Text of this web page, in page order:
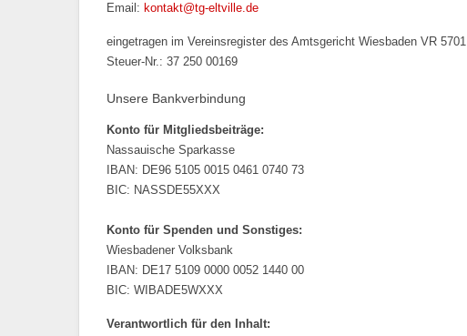
Email: kontakt@tg-eltville.de
eingetragen im Vereinsregister des Amtsgericht Wiesbaden VR 5701
Steuer-Nr.: 37 250 00169
Unsere Bankverbindung
Konto für Mitgliedsbeiträge:
Nassauische Sparkasse
IBAN: DE96 5105 0015 0461 0740 73
BIC: NASSDE55XXX
Konto für Spenden und Sonstiges:
Wiesbadener Volksbank
IBAN: DE17 5109 0000 0052 1440 00
BIC: WIBADE5WXXX
Verantwortlich für den Inhalt: